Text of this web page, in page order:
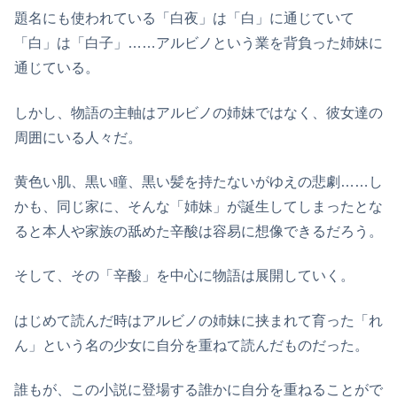
題名にも使われている「白夜」は「白」に通じていて
「白」は「白子」……アルビノという業を背負った姉妹に
通じている。
しかし、物語の主軸はアルビノの姉妹ではなく、彼女達の
周囲にいる人々だ。
黄色い肌、黒い瞳、黒い髪を持たないがゆえの悲劇……し
かも、同じ家に、そんな「姉妹」が誕生してしまったとな
ると本人や家族の舐めた辛酸は容易に想像できるだろう。
そして、その「辛酸」を中心に物語は展開していく。
はじめて読んだ時はアルビノの姉妹に挟まれて育った「れ
ん」という名の少女に自分を重ねて読んだものだった。
誰もが、この小説に登場する誰かに自分を重ねることがで